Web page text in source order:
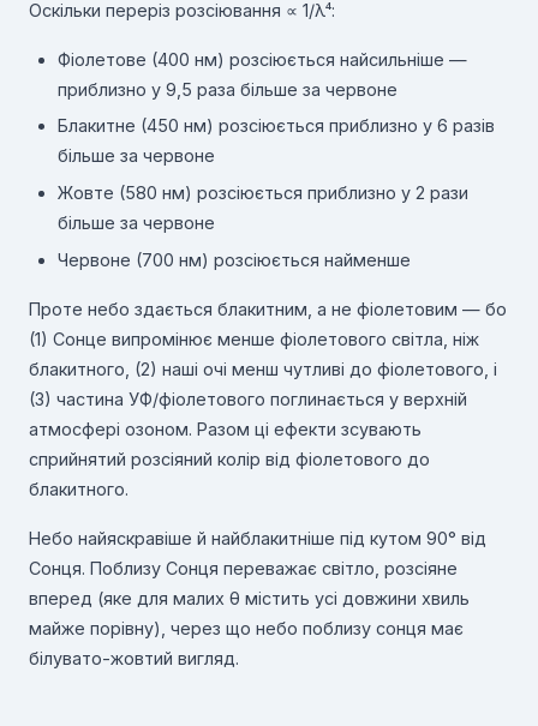
Оскільки переріз розсіювання ∝ 1/λ⁴:
Фіолетове (400 нм) розсіюється найсильніше —
приблизно у 9,5 раза більше за червоне
Блакитне (450 нм) розсіюється приблизно у 6 разів
більше за червоне
Жовте (580 нм) розсіюється приблизно у 2 рази
більше за червоне
Червоне (700 нм) розсіюється найменше
Проте небо здається блакитним, а не фіолетовим — бо
(1) Сонце випромінює менше фіолетового світла, ніж
блакитного, (2) наші очі менш чутливі до фіолетового, і
(3) частина УФ/фіолетового поглинається у верхній
атмосфері озоном. Разом ці ефекти зсувають
сприйнятий розсіяний колір від фіолетового до
блакитного.
Небо найяскравіше й найблакитніше під кутом 90° від
Сонця. Поблизу Сонця переважає світло, розсіяне
вперед (яке для малих θ містить усі довжини хвиль
майже порівну), через що небо поблизу сонця має
білувато-жовтий вигляд.